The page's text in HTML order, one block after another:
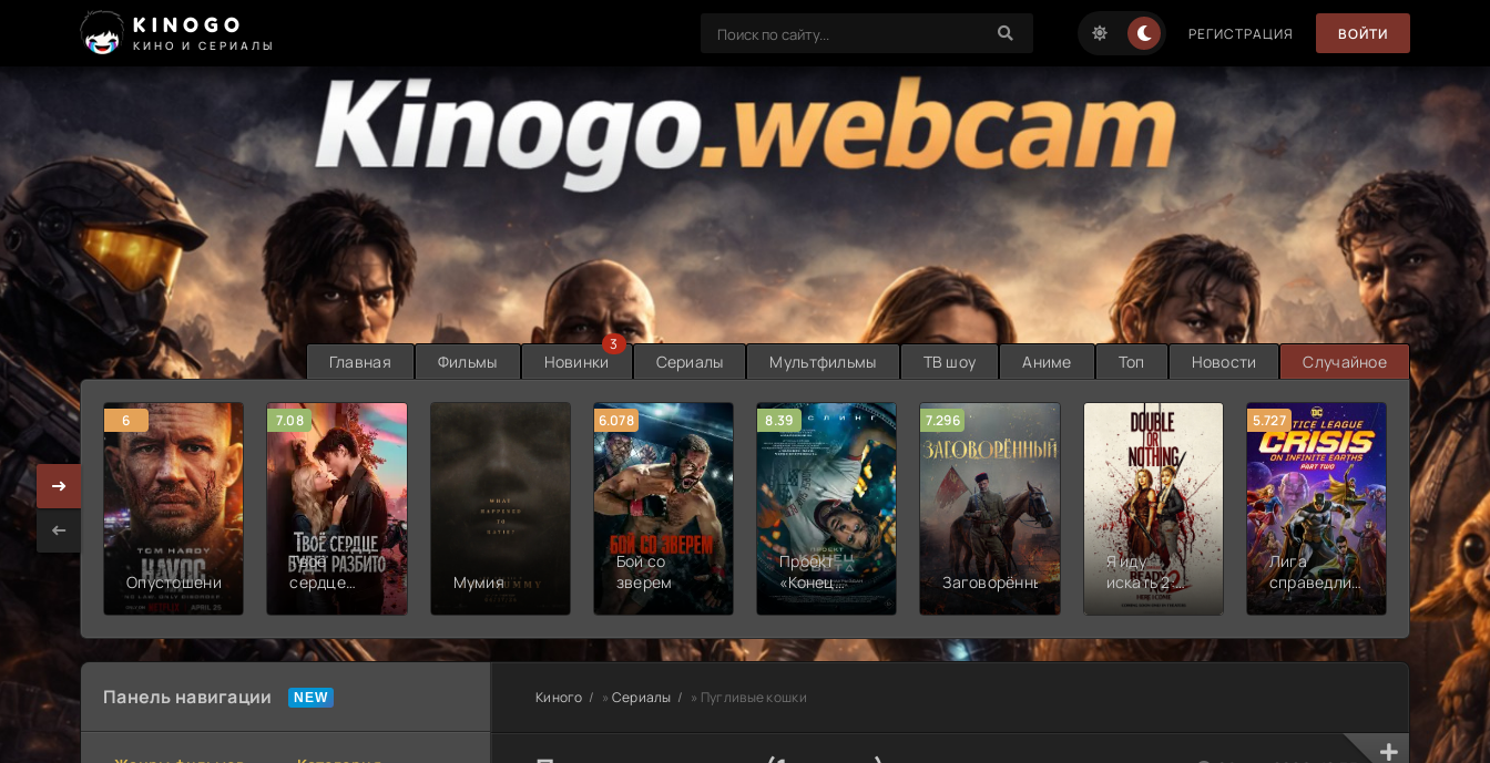
KINOGO
КИНО И СЕРИАЛЫ
РЕГИСТРАЦИЯ ВОЙТИ
Главная Фильмы Новинки
3
Сериалы Мультфильмы ТВ шоу Аниме Топ Новости Случайное
6
Опустошение
7.08
Твоё
сердце
Мумия
6.078
Бой со
зверем
8.39
Проект
«Конец
света»
7.296
Заговорённый
Я иду
искать 2:
Вот и я
5.727
Лига
справедливости:
Кризис на
землях.
Часть 2
8.889
Новая
смена
Панель навигации Киного » Сериалы » Пугливые кошки